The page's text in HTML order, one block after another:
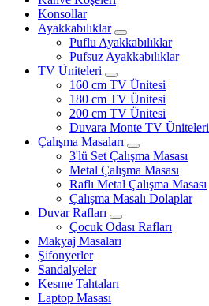
Konsollar
Ayakkabılıklar
Puflu Ayakkabılıklar
Pufsuz Ayakkabılıklar
TV Üniteleri
160 cm TV Ünitesi
180 cm TV Ünitesi
200 cm TV Ünitesi
Duvara Monte TV Üniteleri
Çalışma Masaları
3'lü Set Çalışma Masası
Metal Çalışma Masası
Raflı Metal Çalışma Masası
Çalışma Masalı Dolaplar
Duvar Rafları
Çocuk Odası Rafları
Makyaj Masaları
Şifonyerler
Sandalyeler
Kesme Tahtaları
Laptop Masası